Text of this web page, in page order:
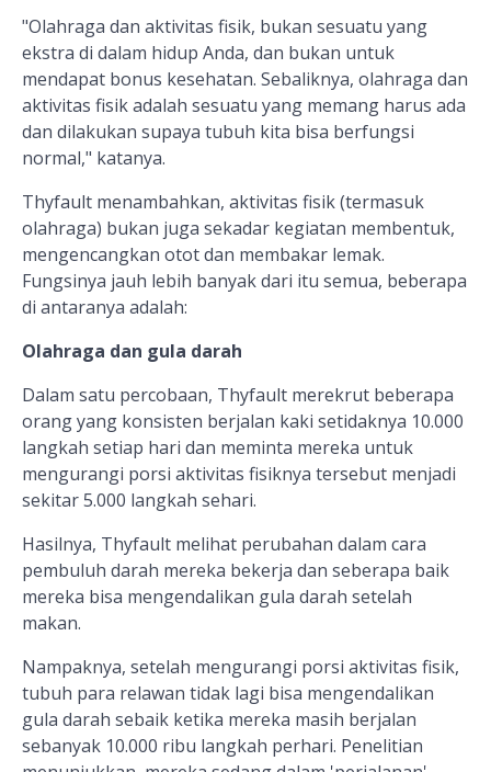
"Olahraga dan aktivitas fisik, bukan sesuatu yang
ekstra di dalam hidup Anda, dan bukan untuk
mendapat bonus kesehatan. Sebaliknya, olahraga dan
aktivitas fisik adalah sesuatu yang memang harus ada
dan dilakukan supaya tubuh kita bisa berfungsi
normal," katanya.
Thyfault menambahkan, aktivitas fisik (termasuk
olahraga) bukan juga sekadar kegiatan membentuk,
mengencangkan otot dan membakar lemak.
Fungsinya jauh lebih banyak dari itu semua, beberapa
di antaranya adalah:
Olahraga dan gula darah
Dalam satu percobaan, Thyfault merekrut beberapa
orang yang konsisten berjalan kaki setidaknya 10.000
langkah setiap hari dan meminta mereka untuk
mengurangi porsi aktivitas fisiknya tersebut menjadi
sekitar 5.000 langkah sehari.
Hasilnya, Thyfault melihat perubahan dalam cara
pembuluh darah mereka bekerja dan seberapa baik
mereka bisa mengendalikan gula darah setelah
makan.
Nampaknya, setelah mengurangi porsi aktivitas fisik,
tubuh para relawan tidak lagi bisa mengendalikan
gula darah sebaik ketika mereka masih berjalan
sebanyak 10.000 ribu langkah perhari. Penelitian